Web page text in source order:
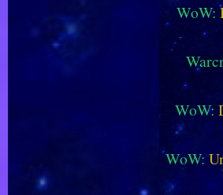
WoW:
WoW:
WoW: